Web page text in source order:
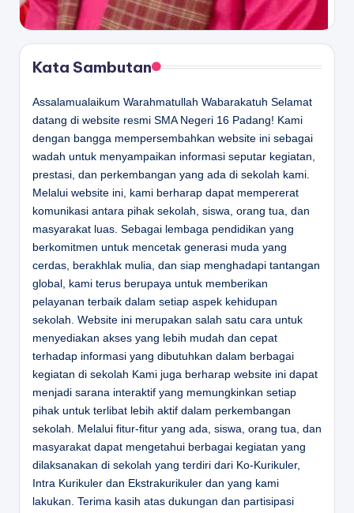
Kata Sambutan
Assalamualaikum Warahmatullah Wabarakatuh Selamat
datang di website resmi SMA Negeri 16 Padang! Kami
dengan bangga mempersembahkan website ini sebagai
wadah untuk menyampaikan informasi seputar kegiatan,
prestasi, dan perkembangan yang ada di sekolah kami.
Melalui website ini, kami berharap dapat mempererat
komunikasi antara pihak sekolah, siswa, orang tua, dan
masyarakat luas. Sebagai lembaga pendidikan yang
berkomitmen untuk mencetak generasi muda yang
cerdas, berakhlak mulia, dan siap menghadapi tantangan
global, kami terus berupaya untuk memberikan
pelayanan terbaik dalam setiap aspek kehidupan
sekolah. Website ini merupakan salah satu cara untuk
menyediakan akses yang lebih mudah dan cepat
terhadap informasi yang dibutuhkan dalam berbagai
kegiatan di sekolah Kami juga berharap website ini dapat
menjadi sarana interaktif yang memungkinkan setiap
pihak untuk terlibat lebih aktif dalam perkembangan
sekolah. Melalui fitur-fitur yang ada, siswa, orang tua, dan
masyarakat dapat mengetahui berbagai kegiatan yang
dilaksanakan di sekolah yang terdiri dari Ko-Kurikuler,
Intra Kurikuler dan Ekstrakurikuler dan yang kami
lakukan. Terima kasih atas dukungan dan partisipasi